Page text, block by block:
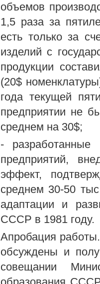
объемов
1,5 раза за
есть только за
изделий с
продукции
(20$
года текущей
предприятии не
среднем на 30$;
- разработанные
предприятий,
эффект,
среднем 30-50
адаптации и
СССР в 1981 году.
Апробация
обсуждены и
совещании